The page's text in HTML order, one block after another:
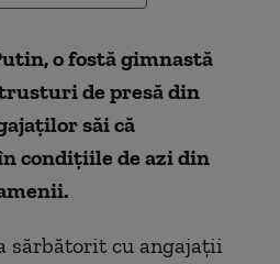
o fostă gimnastă
de presă din
săi că
condițiile de azi din
sărbătorit cu angajații